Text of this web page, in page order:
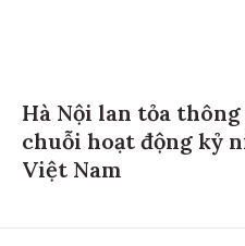
Hà Nội lan tỏa
chuỗi hoạt động kỷ
Việt Nam